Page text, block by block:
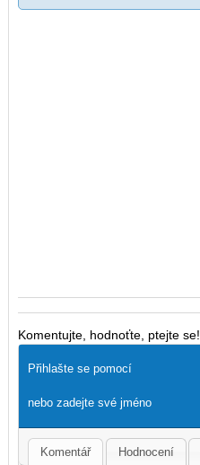
Komentujte, hodnoťte, ptejte se!
Přihlašte se pomocí
nebo zadejte své jméno
Komentář Hodnocení